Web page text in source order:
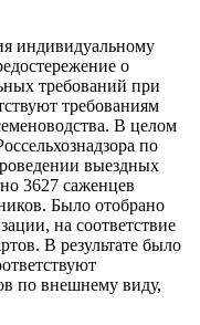
индивидуальному
о
требований при
требованиям
В целом
по
выездных
3627 саженцев
Было отобрано
на соответствие
В результате было
по внешнему виду,